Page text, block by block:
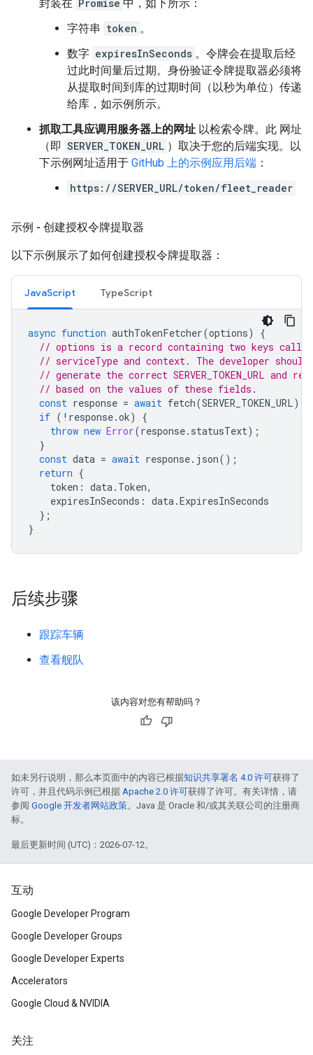
封装在 Promise 中，如下所示：
字符串 token 。
数字 expiresInSeconds 。令牌会在提取后经
过此时间量后过期。身份验证令牌提取器必须将
从提取时间到库的过期时间（以秒为单位）传递
给库，如示例所示。
抓取工具应调用服务器上的网址 以检索令牌。此 网址
（即 SERVER_TOKEN_URL ）取决于您的后端实现。以
下示例网址适用于 GitHub 上的示例应用后端 ：
https://SERVER_URL/token/fleet_reader
示例 - 创建授权令牌提取器
以下示例展示了如何创建授权令牌提取器：
JavaScript TypeScript
async function authTokenFetcher(options)
{
// options is a record containing two keys called
// serviceType and context. The developer should
// generate the correct SERVER_TOKEN_URL and
// based on the values of these fields.
const response = await fetch(SERVER_TOKEN_URL);
if ( ! response.ok)
{
throw new Error(response. statusText);
}
const data = await response. json();
return {
token : data. Token,
expiresInSeconds : data.ExpiresInSeconds
};
}
后续步骤
跟踪车辆
查看舰队
该内容对您有帮助吗？
如未另行说明，那么本页面中的内容已根据知识共享署名 4.0 许可获得了
许可，并且代码示例已根据 Apache 2.0 许可获得了许可。有关详情，请
参阅 Google 开发者网站政策。Java 是 Oracle 和/或其关联公司的注册商
标。
最后更新时间 (UTC)：2026-07-12。
互动
Google Developer Program
Google Developer Groups
Google Developer Experts
Accelerators
Google Cloud & NVIDIA
关注